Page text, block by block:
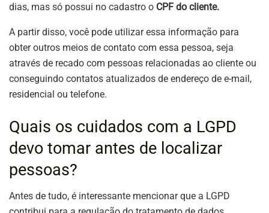
dias, mas só possui no cadastro o CPF do cliente.
A partir disso, você pode utilizar essa informação para
obter outros meios de contato com essa pessoa, seja
através de recado com pessoas relacionadas ao cliente ou
conseguindo contatos atualizados de endereço de e-mail,
residencial ou telefone.
Quais os cuidados com a LGPD
devo tomar antes de localizar
pessoas?
Antes de tudo, é interessante mencionar que a LGPD